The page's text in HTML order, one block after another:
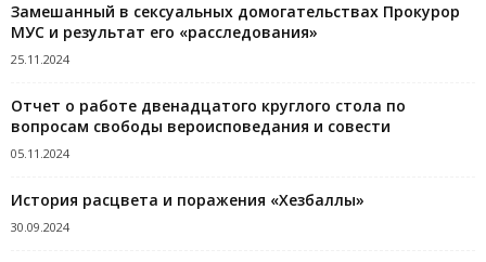
Замешанный в сексуальных домогательствах Прокурор
МУС и результат его «расследования»
25.11.2024
Отчет о работе двенадцатого круглого стола по
вопросам свободы вероисповедания и совести
05.11.2024
История расцвета и поражения «Хезбаллы»
30.09.2024